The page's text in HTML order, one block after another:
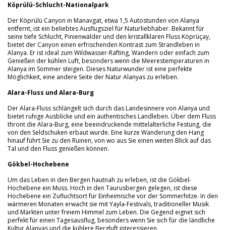
Köprülü-Schlucht-Nationalpark
Der Köprülü Canyon in Manavgat, etwa 1,5 Autostunden von Alanya
entfernt, ist ein beliebtes Ausflugsziel für Naturliebhaber. Bekannt für
seine tiefe Schlucht, Pinienwälder und den kristallklaren Fluss Köprüçay,
bietet der Canyon einen erfrischenden Kontrast zum Strandleben in
Alanya. Er ist ideal zum Wildwasser-Rafting, Wandern oder einfach zum
Genießen der kühlen Luft, besonders wenn die Meerestemperaturen in
Alanya im Sommer steigen. Dieses Naturwunder ist eine perfekte
Möglichkeit, eine andere Seite der Natur Alanyas zu erleben.
Alara-Fluss und Alara-Burg
Der Alara-Fluss schlängelt sich durch das Landesinnere von Alanya und
bietet ruhige Ausblicke und ein authentisches Landleben. Über dem Fluss
thront die Alara-Burg, eine beeindruckende mittelalterliche Festung, die
von den Seldschuken erbaut wurde. Eine kurze Wanderung den Hang
hinauf führt Sie zu den Ruinen, von wo aus Sie einen weiten Blick auf das
Tal und den Fluss genießen können.
Gökbel-Hochebene
Um das Leben in den Bergen hautnah zu erleben, ist die Gökbel-
Hochebene ein Muss. Hoch in den Taurusbergen gelegen, ist diese
Hochebene ein Zufluchtsort für Einheimische vor der Sommerhitze. In den
wärmeren Monaten erwacht sie mit Yayla-Festivals, traditioneller Musik
und Märkten unter freiem Himmel zum Leben. Die Gegend eignet sich
perfekt für einen Tagesausflug, besonders wenn Sie sich für die ländliche
Kultur Alanyas und die kühlere Bergluft interessieren.